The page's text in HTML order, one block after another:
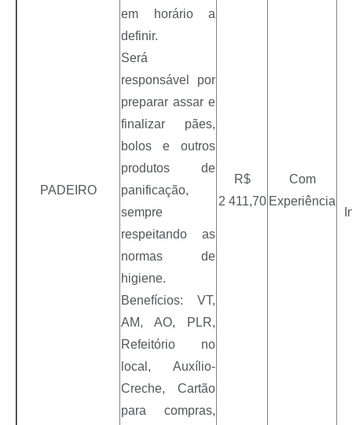
PADEIRO
em horário a
definir.
Será
responsável por
preparar assar e
finalizar pães,
bolos e outros
produtos de
panificação,
sempre
respeitando as
normas de
higiene.
Benefícios: VT,
AM, AO, PLR,
Refeitório no
local, Auxílio-
Creche, Cartão
para compras,
R$
2 411,70
Com
Experiência